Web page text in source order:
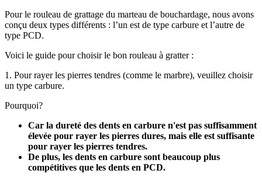
Pour le rouleau de grattage du marteau de bouchardage, nous avons
conçu deux types différents : l’un est de type carbure et l’autre de
type PCD.
Voici le guide pour choisir le bon rouleau à gratter :
1. Pour rayer les pierres tendres (comme le marbre), veuillez choisir
un type carbure.
Pourquoi?
Car la dureté des dents en carbure n'est pas suffisamment
élevée pour rayer les pierres dures, mais elle est suffisante
pour rayer les pierres tendres.
De plus, les dents en carbure sont beaucoup plus
compétitives que les dents en PCD.